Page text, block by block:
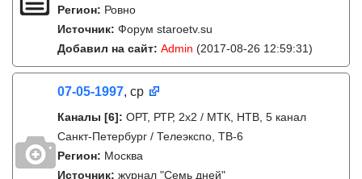
Регион: Ровно
Источник: Форум staroetv.su
Добавил на сайт: Admin (2017-08-26 12:59:31)
07-05-1997, ср
Каналы [6]: ОРТ, РТР, 2х2 / МТК, НТВ, 5 канал
Санкт-Петербург / Телеэкспо, ТВ-6
Регион: Москва
Источник: журнал "Семь дней"